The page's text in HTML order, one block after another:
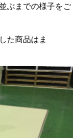
ぶまでの様子をご
た商品はま